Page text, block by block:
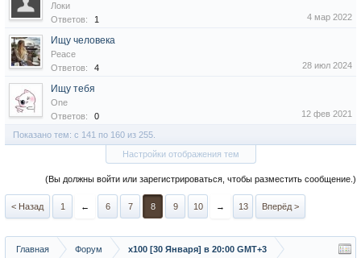
Локи
Ответов:
1 4 мар 2022
Ищу человека
Peace
Ответов:
4 28 июл 2024
Ищу тебя
One
Ответов:
0 12 фев 2021
Показано тем: с 141 по 160 из 255.
Настройки отображения тем
(Вы должны войти или зарегистрироваться, чтобы разместить сообщение.)
< Назад 1 ← 6 7 8 9 10 → 13 Вперёд >
Главная Форум х100 [30 Января] в 20:00 GMT+3